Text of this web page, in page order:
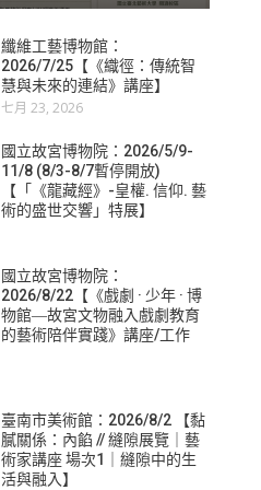
纖維工藝博物館：
2026/7/25【《織徑：傳統智
慧與未來的連結》講座】
七月 23, 2026
國立故宮博物院：2026/5/9-
11/8 (8/3-8/7暫停開放)
【「《龍藏經》-皇權. 信仰. 藝
術的盛世交響」特展】
國立故宮博物院：
2026/8/22【《戲劇 · 少年 · 博
物館―故宮文物融入戲劇教育
的藝術陪伴實踐》講座/工作
臺南市美術館：2026/8/2 【黏
膩關係：內餡 // 縫隙展覽｜藝
術家講座 場次1｜縫隙中的生
活與融入】